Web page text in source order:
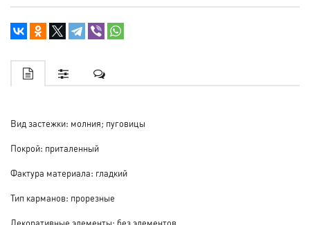
Вид застежки: молния; пуговицы
Покрой: приталенный
Фактура материала: гладкий
Тип карманов: прорезные